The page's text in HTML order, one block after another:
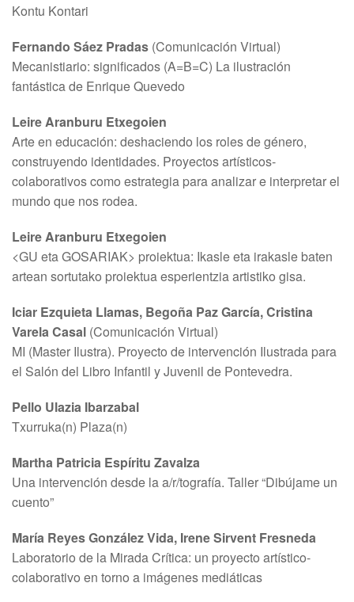
Kontu Kontari
Fernando Sáez Pradas (Comunicación Virtual)
Mecanistiario: significados (A=B=C) La ilustración
fantástica de Enrique Quevedo
Leire Aranburu Etxegoien
Arte en educación: deshaciendo los roles de género,
construyendo identidades. Proyectos artísticos-
colaborativos como estrategia para analizar e interpretar el
mundo que nos rodea.
Leire Aranburu Etxegoien
<GU eta GOSARIAK> proiektua: Ikasle eta irakasle baten
artean sortutako proiektua esperientzia artistiko gisa.
Iciar Ezquieta Llamas, Begoña Paz García, Cristina
Varela Casal (Comunicación Virtual)
MI (Master Ilustra). Proyecto de intervención Ilustrada para
el Salón del Libro Infantil y Juvenil de Pontevedra.
Pello Ulazia Ibarzabal
Txurruka(n) Plaza(n)
Martha Patricia Espíritu Zavalza
Una intervención desde la a/r/tografía. Taller “Dibújame un
cuento”
María Reyes González Vida, Irene Sirvent Fresneda
Laboratorio de la Mirada Crítica: un proyecto artístico-
colaborativo en torno a imágenes mediáticas